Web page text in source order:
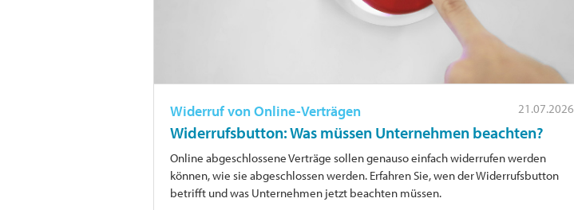
21.07.2026
Widerruf von Online-Verträgen
Widerrufsbutton: Was müssen Unternehmen beachten?
Online abgeschlossene Verträge sollen genauso einfach widerrufen werden
können, wie sie abgeschlossen werden. Erfahren Sie, wen der Widerrufsbutton
betrifft und was Unternehmen jetzt beachten müssen.